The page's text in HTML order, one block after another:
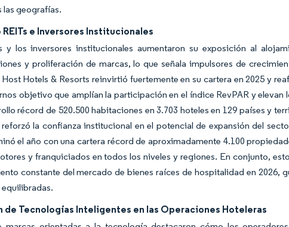
geografías.
e Inversores Institucionales
y los inversores institucionales aumentaron su exposición al
y proliferación de marcas, lo que señala impulsores de
Hotels & Resorts reinvirtió fuertemente en su cartera en 2025 y
objetivo que amplían la participación en el índice RevPAR y
récord de 520.500 habitaciones en 3.703 hoteles en 129 países y
la confianza institucional en el potencial de expansión del
el año con una cartera récord de aproximadamente 4.100
y franquiciados en todos los niveles y regiones. En conjunto,
constante del mercado de bienes raíces de hospitalidad en 2026,
de Tecnologías Inteligentes en las Operaciones Hoteleras